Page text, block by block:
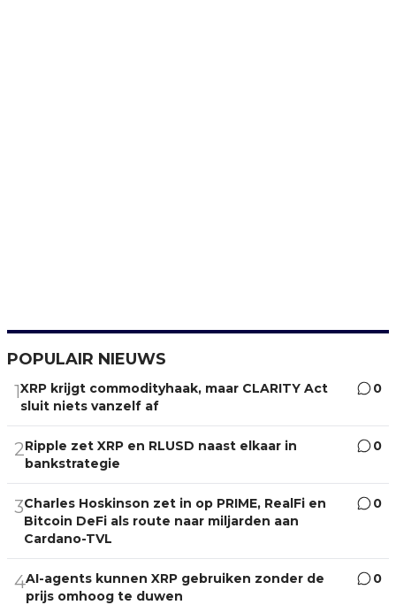
POPULAIR NIEUWS
1XRP krijgt commodityhaak, maar CLARITY Act
sluit niets vanzelf af
0
2Ripple zet XRP en RLUSD naast elkaar in
bankstrategie
0
3Charles Hoskinson zet in op PRIME, RealFi en
Bitcoin DeFi als route naar miljarden aan
Cardano-TVL
0
4AI-agents kunnen XRP gebruiken zonder de
prijs omhoog te duwen
0